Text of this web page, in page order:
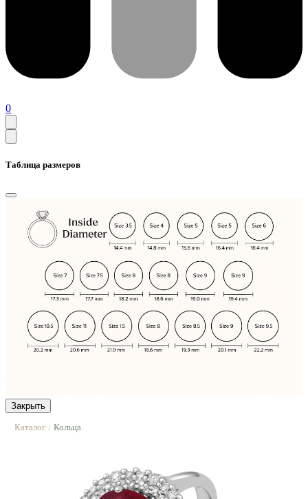
0
Таблица размеров
Закрыть
Каталог | Кольца